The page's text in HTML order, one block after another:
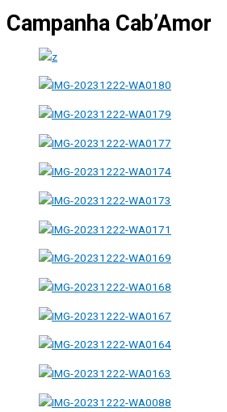
Campanha Cab’Amor